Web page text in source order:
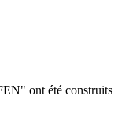
ont été construits